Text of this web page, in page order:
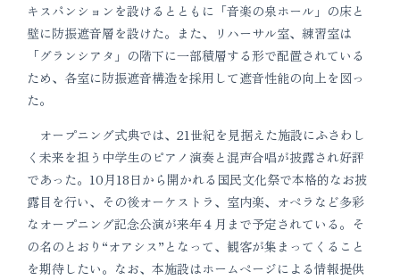
キスパンションを設けるとともに「音楽の泉ホール」の床と
壁に防振遮音層を設けた。また、リハーサル室、練習室は
「グランシアタ」の階下に一部積層する形で配置されている
ため、各室に防振遮音構造を採用して遮音性能の向上を図っ
た。
オープニング式典では、21世紀を見据えた施設にふさわし
く未来を担う中学生のピアノ演奏と混声合唱が披露され好評
であった。10月18日から開かれる国民文化祭で本格的なお披
露目を行い、その後オーケストラ、室内楽、オペラなど多彩
なオープニング記念公演が来年４月まで予定されている。そ
の名のとおり“オアシス”となって、観客が集まってくること
を期待したい。なお、本施設はホームページによる情報提供